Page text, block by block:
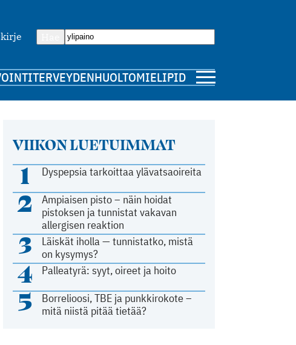
TERVEYDENHUOLTOMIELIPIDE
VIIKON LUETUIMMAT
1 Dyspepsia tarkoittaa ylävatsaoireita
2
Ampiaisen pisto – näin hoidat
pistoksen ja tunnistat vakavan
allergisen reaktion
3
Läiskät iholla — tunnistatko, mistä
on kysymys?
4 Palleatyrä: syyt, oireet ja hoito
5
Borrelioosi, TBE ja punkkirokote –
mitä niistä pitää tietää?